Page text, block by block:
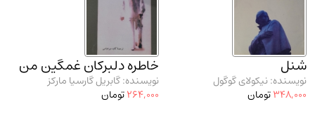
شنل
نویسنده: نیکولای گوگول
348,000تومان
خاطره دلبرکان غمگین من
نویسنده: گابریل گارسیا مارکز
264,000تومان